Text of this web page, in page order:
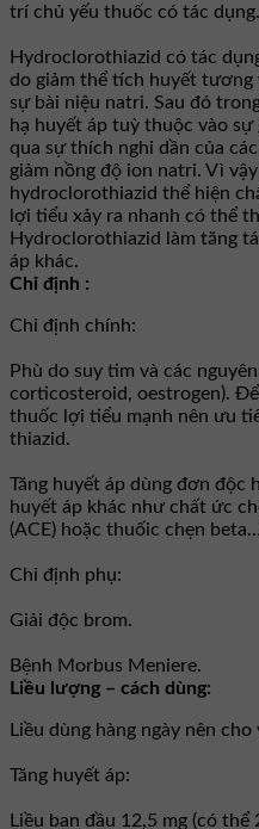
trí chủ yếu thuốc có tác dụng.
Hydroclorothiazid có tác
do giảm thể tích huyết tương
sự bài niệu natri. Sau đó
hạ huyết áp tuỳ thuộc vào
qua sự thích nghi dần của
giảm nồng độ ion natri. Vì
hydroclorothiazid thể hiện
lợi tiểu xảy ra nhanh có thể
Hydroclorothiazid làm tăng
áp khác.
Chỉ định :
Chỉ định chính:
Phù do suy tim và các
corticosteroid, oestrogen).
thuốc lợi tiểu mạnh nên ưu
thiazid.
Tăng huyết áp dùng đơn độc
huyết áp khác như chất ức
(ACE) hoặc thuốic chẹn
Chỉ định phụ:
Giải độc brom.
Bệnh Morbus Meniere.
Liều lượng – cách dùng:
Liều dùng hàng ngày nên cho
Tăng huyết áp:
Liều ban đầu 12,5 mg (có